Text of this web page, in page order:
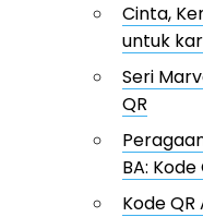
Cinta,
untuk
Seri
QR
BA:
Kode